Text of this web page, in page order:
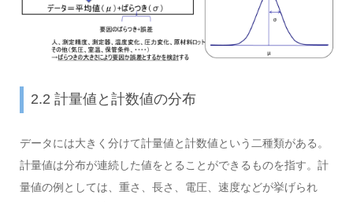
2.2 計量値と計数値の分布
データには大きく分けて計量値と計数値という二種類がある。
計量値は分布が連続した値をとることができるものを指す。計
量値の例としては、重さ、長さ、電圧、速度などが挙げられ